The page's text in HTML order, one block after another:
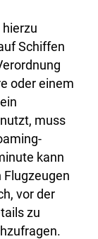
Schiffen
oder einem
muss
kann
Flugzeugen
vor der
zu